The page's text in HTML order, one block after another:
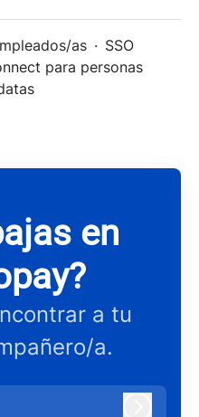
as · SSO
para personas
en
a tu
a.